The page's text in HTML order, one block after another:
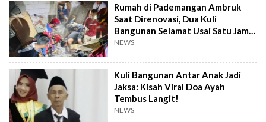
Rumah di Pademangan Ambruk
Saat Direnovasi, Dua Kuli
Bangunan Selamat Usai Satu Jam
Terkubur
NEWS
Kuli Bangunan Antar Anak Jadi
Jaksa: Kisah Viral Doa Ayah
Tembus Langit!
NEWS